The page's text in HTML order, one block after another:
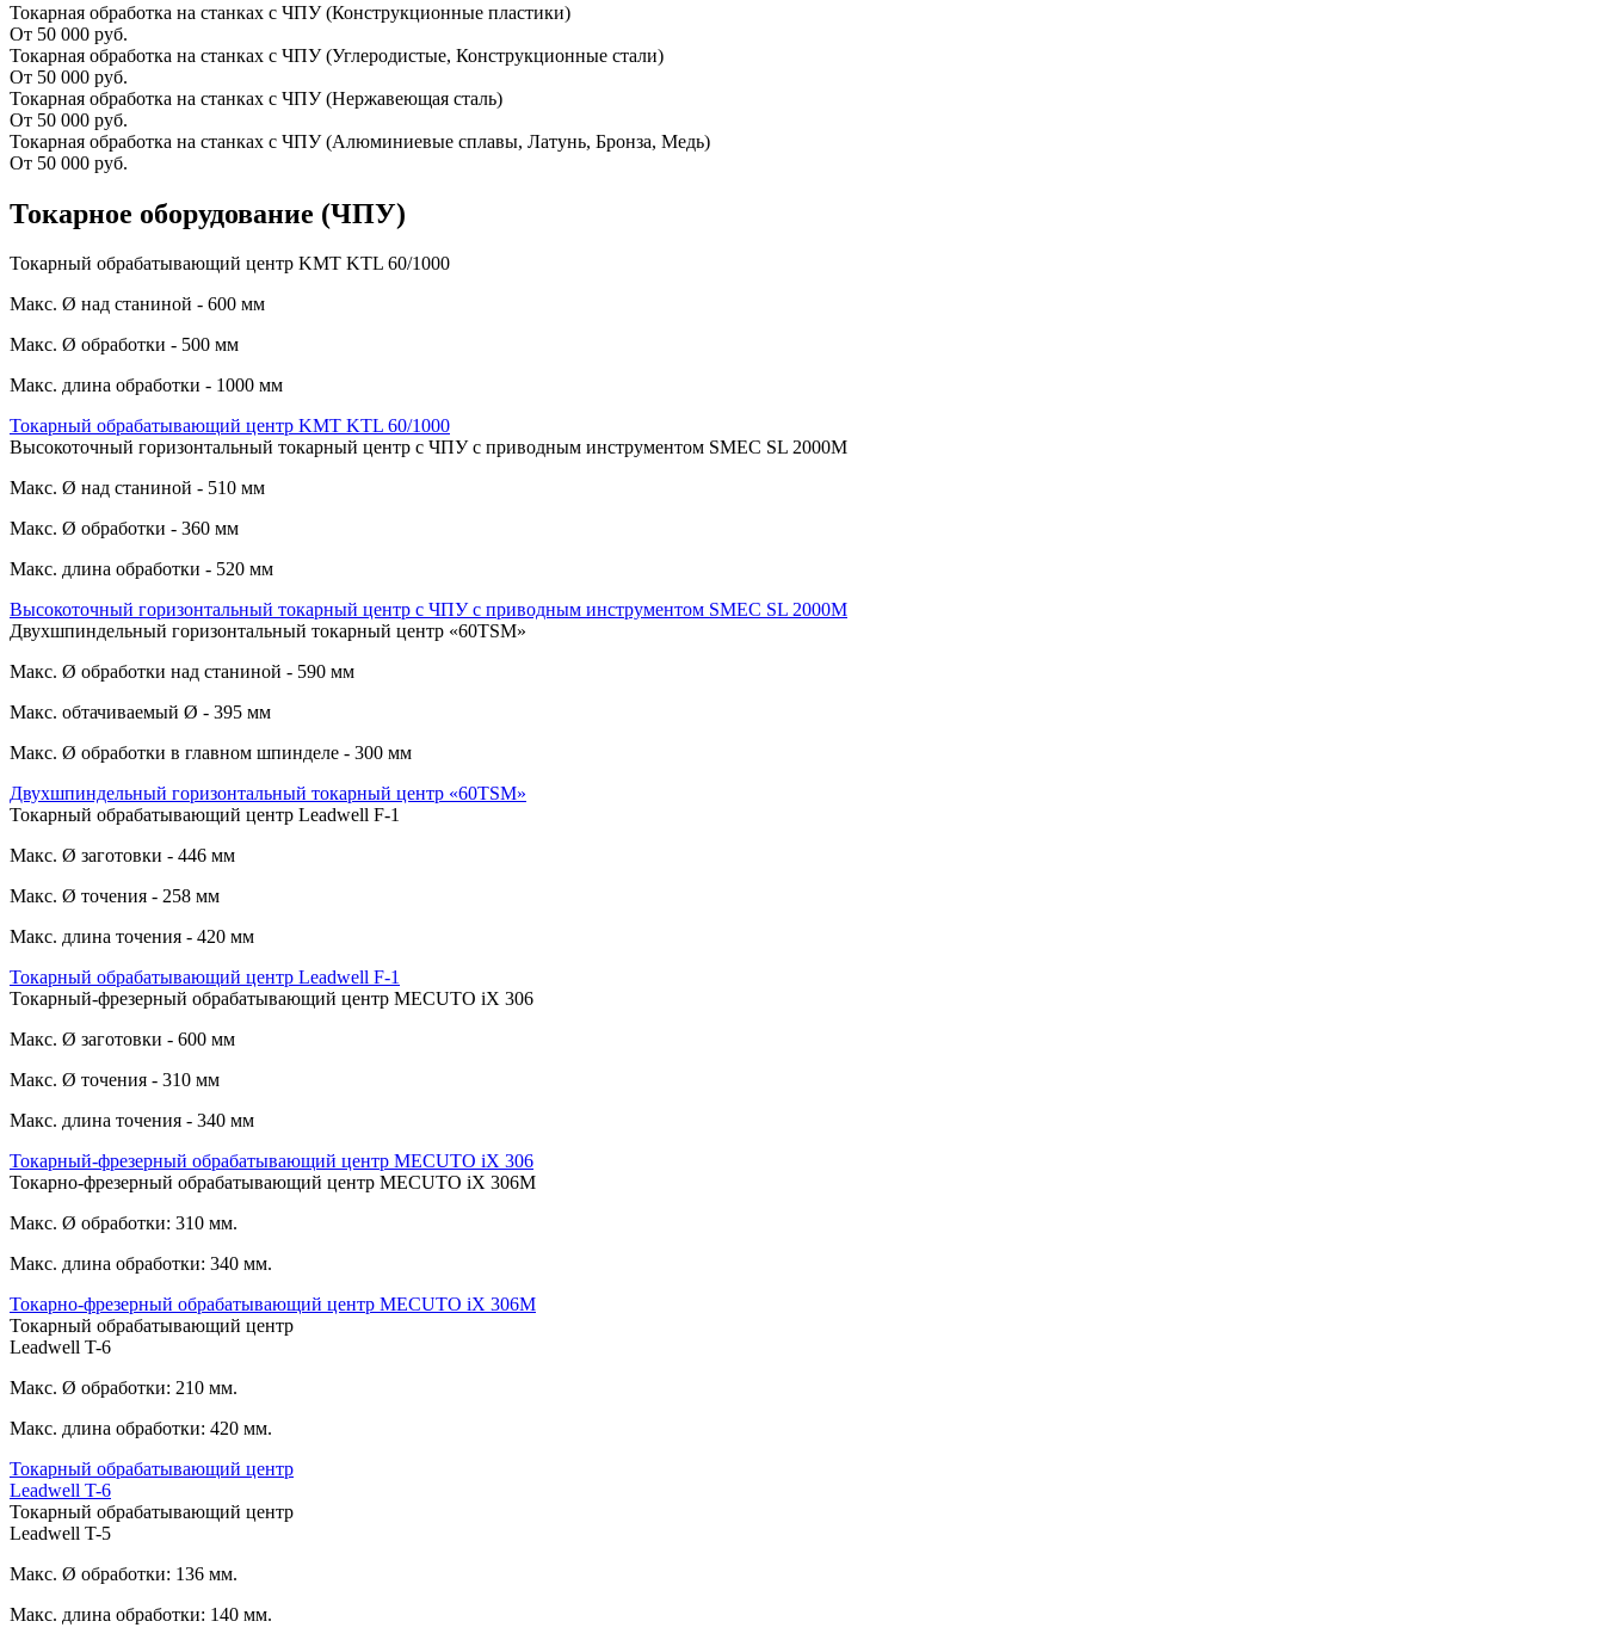
Токарная обработка на станках с ЧПУ (Конструкционные пластики)
От 50 000 руб.
Токарная обработка на станках с ЧПУ (Углеродистые, Конструкционные стали)
От 50 000 руб.
Токарная обработка на станках с ЧПУ (Нержавеющая сталь)
От 50 000 руб.
Токарная обработка на станках с ЧПУ (Алюминиевые сплавы, Латунь, Бронза, Медь)
От 50 000 руб.
Токарное оборудование (ЧПУ)
Токарный обрабатывающий центр KMT KTL 60/1000
Макс. Ø над станиной - 600 мм
Макс. Ø обработки - 500 мм
Макс. длина обработки - 1000 мм
Токарный обрабатывающий центр KMT KTL 60/1000
Высокоточный горизонтальный токарный центр с ЧПУ с приводным инструментом SMEC SL 2000M
Макс. Ø над станиной - 510 мм
Макс. Ø обработки - 360 мм
Макс. длина обработки - 520 мм
Высокоточный горизонтальный токарный центр с ЧПУ с приводным инструментом SMEC SL 2000M
Двухшпиндельный горизонтальный токарный центр «60TSM»
Макс. Ø обработки над станиной - 590 мм
Макс. обтачиваемый Ø - 395 мм
Макс. Ø обработки в главном шпинделе - 300 мм
Двухшпиндельный горизонтальный токарный центр «60TSM»
Токарный обрабатывающий центр Leadwell F-1
Макс. Ø заготовки - 446 мм
Макс. Ø точения - 258 мм
Макс. длина точения - 420 мм
Токарный обрабатывающий центр Leadwell F-1
Токарный-фрезерный обрабатывающий центр MECUTO iX 306
Макс. Ø заготовки - 600 мм
Макс. Ø точения - 310 мм
Макс. длина точения - 340 мм
Токарный-фрезерный обрабатывающий центр MECUTO iX 306
Токарно-фрезерный обрабатывающий центр MECUTO iX 306M
Макс. Ø обработки: 310 мм.
Макс. длина обработки: 340 мм.
Токарно-фрезерный обрабатывающий центр MECUTO iX 306M
Токарный обрабатывающий центр
Leadwell T-6
Макс. Ø обработки: 210 мм.
Макс. длина обработки: 420 мм.
Токарный обрабатывающий центр
Leadwell T-6
Токарный обрабатывающий центр
Leadwell T-5
Макс. Ø обработки: 136 мм.
Макс. длина обработки: 140 мм.